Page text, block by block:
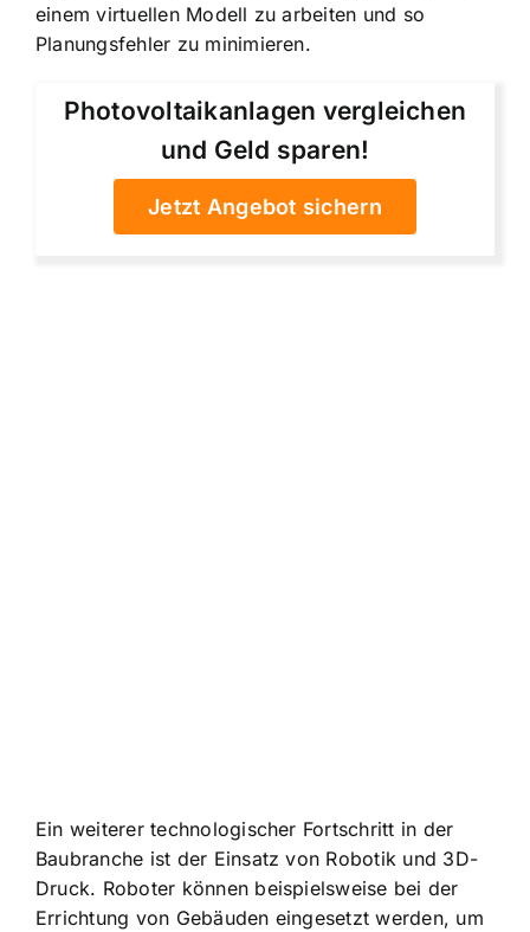
einem virtuellen Modell zu arbeiten und so
Planungsfehler zu minimieren.
Photovoltaikanlagen vergleichen
und Geld sparen!
Jetzt Angebot sichern
Ein weiterer technologischer Fortschritt in der
Baubranche ist der Einsatz von Robotik und 3D-
Druck. Roboter können beispielsweise bei der
Errichtung von Gebäuden eingesetzt werden, um